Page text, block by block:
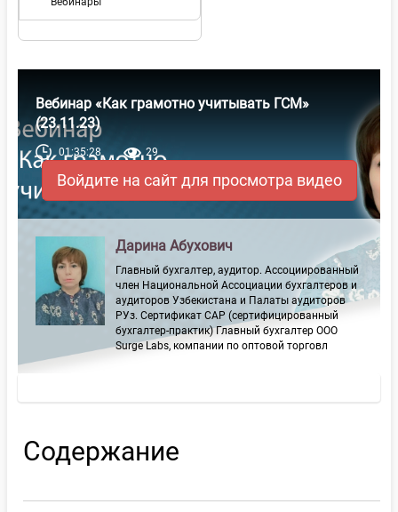
Вебинар «Как грамотно учитывать ГСМ»
(23.11.23)
01:35:28 29
Войдите на сайт для просмотра видео
Дарина Абухович
Главный бухгалтер, аудитор. Ассоциированный
член Национальной Ассоциации бухгалтеров и
аудиторов Узбекистана и Палаты аудиторов
РУз. Сертификат CAP (сертифицированный
бухгалтер-практик) Главный бухгалтер ООО
Surge Labs, компании по оптовой торговл
Содержание